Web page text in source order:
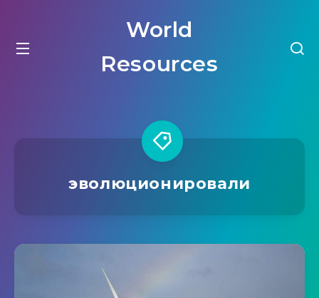
World
Resources
эволюционировали